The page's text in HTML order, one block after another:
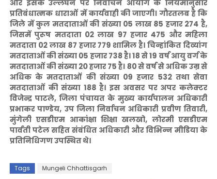
और इसके उल्लंघन पर निर्वाचन आयोग के नियमानुसार
प्रतिबंधात्मक धाराओं में कार्यवाही की जाएगी। गौरतलब है कि
जिले में कुल मतदाताओं की संख्या 05 लाख 85 हजार 274 है,
जिसमें पुरूष मतदाता 02 लाख 97 हजार 475 और महिला
मतदाता 02 लाख 87 हजार 779 शामिल है। चिन्हांकित दिव्यांग
मतदाताओं की संख्या 05 हजार 738 है। 18 से 19 वर्ष आयु वर्ग के
मतदाताओं की संख्या 20 हजार 75 है। 80 से वर्ष से अधिक उम्र से
अधिक के मतदाताओं की संख्या 09 हजार 532 तथा सेवा
मतदाताओं की संख्या 188 है। इस अवसर पर अपर कलेक्टर
विजेन्द्र पाटले, जिला पंचायत के मुख्य कार्यपालन अधिकारी
प्रभाकर पाण्डेय, उप जिला निर्वाचन अधिकारी प्रवीण तिवारी,
मुंगेली एसडीएम आकांक्षा शिक्षा खलखो, लोरमी एसडीएम
पार्वती पटेल सहित संबंधित अधिकारी और विभिन्न मीडिया के
प्रतिनिधिगण उपस्थित थे।
Tags Mungeli Chhattisgarh